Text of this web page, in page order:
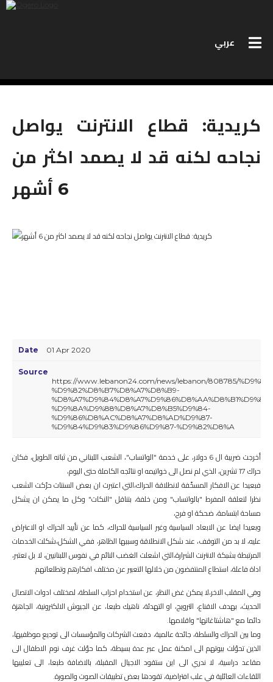
عربي
BUSINESS SERVICES
MEET OGERO
كريدية: قطاع الانترنت يواصل
نجاحه لكنه قد لا يصمد اكثر من
6 أشهر
Date 01 Apr 2020
Source
https://www.lebanon24.com/news/lebanon/808785/
%D9%82%D8%B7%D8%A7%D8%B9-
%D9%8A%D9%88%D8%A7%D8%B5%D9%84-
%D9%86%D8%AC%D8%A7%D8%AD%D9%87-
%D9%84%D9%83%D9%86%D9%87-%D9%82%D8%A
أخرجت ضريبة ال 6 دولار، على خدمة "الواتساب"، الشعب اللبناني من ثباته الطويل، فكان
حراك 17 تشرين، الذي لم نصل الى خواتيمه او نتائجه الكاملة حتى اليوم،
فبعيدا عن الافكار المسخّفة لانطلاقة الحراك،التي اعتبرت ان بعض السنتات حرّكت الشعب
نظرا لتعلقة المفرط "بالواتساب" ومن خلفة، بتناقل "النكات" وكل ما يمكن ان يشكل
مساحة ابتسامة، ضحكة او فرح،
وبعيدا ايضا عن الابعاد السياسية وغير السياسية للحراك، كما عن تأييد الحراك او الاعتراض
عليه، لا بد من التوقف، عند شكل الانطلاقة وسببها الظاهر، ففي الشكل،شكلت الخدمات
المرتبطة بشبكة الانترنت الشرارة،التي اشعلت الغضب النائم في نفوس اللبنانيين، لا بل تعتبر،
اداة فاعلة، استطاع المنتفضون من خلالها التعبير عن مختلف افكارهم وتطلعاتهم.
وفي المقلب الاخر،لا يمكن غض النظر، عن استخدام احزاب السلطة، لمختلف ادوات الاتصال
الحديث، بهدف الاقناع، الترويج، او التهدئة، ناهيك طبعا، عن الجيوش الالكترونية، الجاهزة
دائما مع "هاشتاغاتها" واقلامها.
وما بين الحراك والسلطة، جائحة عالمية، دفعت الشركات والمؤسسات الى توديع موظفيها،
الذين تحوّلت بيوتهم الى امكنة عمل عبر عدة بسيطة، كما حوّلت غرف نوم الاطفال الى
مقاعد دراسية، لا ندري الى اين ستقود الاجيال المقبلة، بالاضافة طبعا، الى تعليبها
اللقاءات العائلية في علب افتراضية، تقودها بعض تطبيقات الصوت والصورة.